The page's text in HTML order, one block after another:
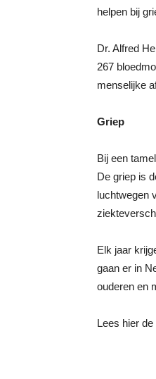
helpen bij
Dr. Alfred
267
menselijke
Griep
Bij een
De griep is
luchtwegen
Elk jaar
gaan er in
ouderen en
Lees hier